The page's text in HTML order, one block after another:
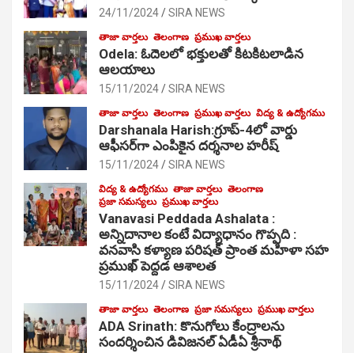
24/11/2024 SIRA NEWS
తాజా వార్తలు తెలంగాణ ప్రముఖ వార్తలు
Odela: ఓదెల‌లో భక్తులతో కిటకిటలాడిన
ఆల‌యాలు
15/11/2024 SIRA NEWS
తాజా వార్తలు తెలంగాణ ప్రముఖ వార్తలు విద్య & ఉద్యోగము
Darshanala Harish:గ్రూప్-4లో వార్డు
ఆఫీసర్‌గా ఎంపికైన దర్శనాల హరీష్
15/11/2024 SIRA NEWS
విద్య & ఉద్యోగము తాజా వార్తలు తెలంగాణ
ప్రజా సమస్యలు ప్రముఖ వార్తలు
Vanavasi Peddada Ashalata :
అన్నిదానాల కంటే విద్యాధానం గొప్పది :
వనవాసి కళ్యాణ పరిషత్ ప్రాంత మహిళా సహ
ప్రముఖ్ పెద్దడ ఆశాలత
15/11/2024 SIRA NEWS
తాజా వార్తలు తెలంగాణ ప్రజా సమస్యలు ప్రముఖ వార్తలు
ADA Srinath: కొనుగోలు కేంద్రాల‌ను
సంద‌ర్శించిన డివిజనల్ ఏడీఏ శ్రీనాథ్